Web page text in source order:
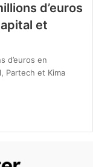
d’euros
et
d’euros en
Partech et Kima